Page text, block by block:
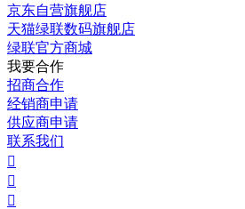
京东自营旗舰店
天猫绿联数码旗舰店
绿联官方商城
我要合作
招商合作
经销商申请
供应商申请
联系我们


